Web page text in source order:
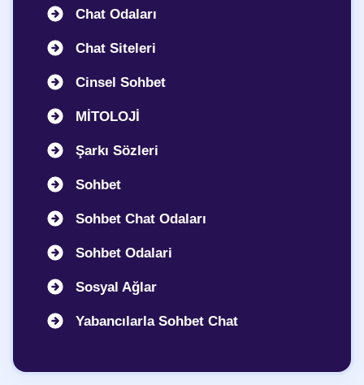
Chat Odaları
Chat Siteleri
Cinsel Sohbet
MİTOLOJİ
Şarkı Sözleri
Sohbet
Sohbet Chat Odaları
Sohbet Odalari
Sosyal Ağlar
Yabancılarla Sohbet Chat